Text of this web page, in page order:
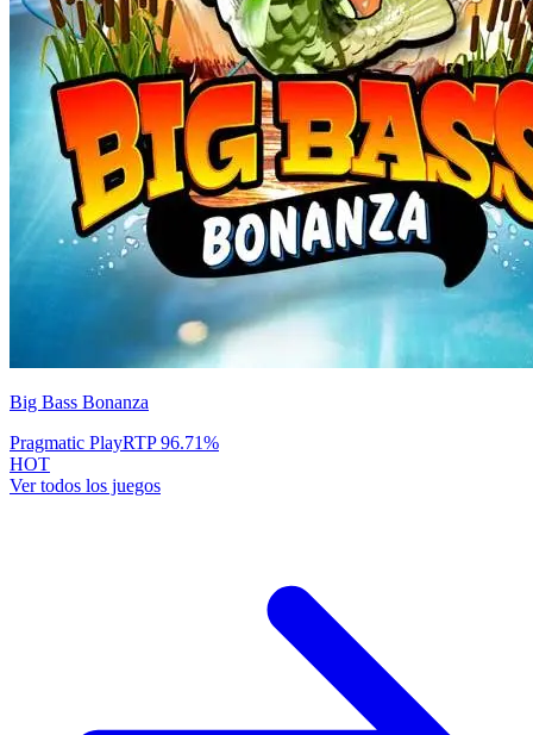
Big Bass Bonanza
Pragmatic PlayRTP96.71%
HOT
Ver todos los juegos